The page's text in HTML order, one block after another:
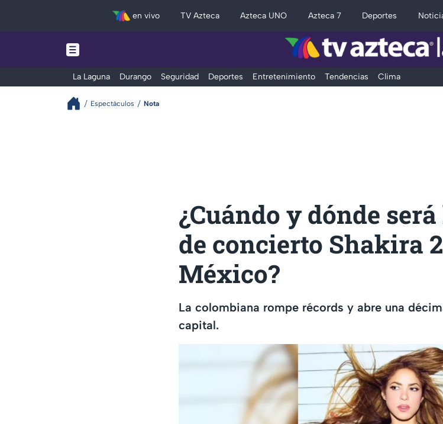
en vivo TV Azteca Azteca UNO Azteca 7 Deportes
La Laguna Durango Seguridad Deportes Entretenimiento Tendencias Clima
Espectáculos Nota
¿Cuándo y dónde
de concierto Shakira
México?
La colombiana rompe récords y abre una
capital.